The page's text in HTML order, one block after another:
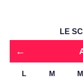
LE
←
L M M